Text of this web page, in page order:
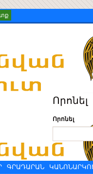
Որոնել
Որոնել
ԳՐԱԴԱՐԱՆ